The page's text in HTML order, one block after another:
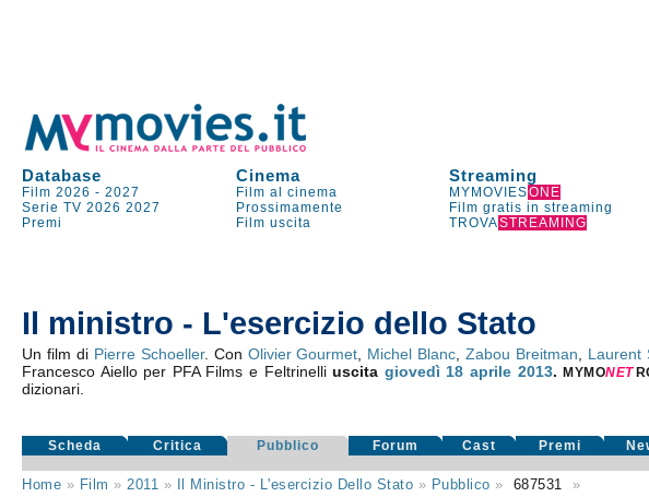
Database Cinema Streaming
Film 2026 -2027 Film al cinema MYMOVIESONE
Serie TV 2026 2027 Prossimamente Film gratis in streaming
Premi
Film uscita TROVASTREAMING
Il ministro - L'esercizio dello Stato
Un film di Pierre Schoeller. Con Olivier Gourmet Michel Blanc ,Zabou Breitman Laurent
Francesco Aiello per PFA Films e Feltrinelliuscita giovedì 18 aprile 2013.MYMONET
dizionari.
Scheda Critica Pubblico Forum Cast Premi
Home » Film » 2011 » Il Ministro - L'esercizio Dello Stato » Pubblico » 687531 »